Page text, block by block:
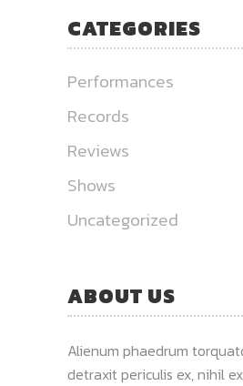
CATEGORIES
Performances
Records
Reviews
Shows
Uncategorized
ABOUT US
Alienum phaedrum
detraxit periculis ex, nihil